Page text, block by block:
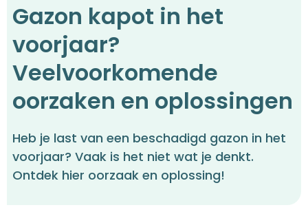
Gazon kapot in het
voorjaar?
Veelvoorkomende
oorzaken en oplossingen
Heb je last van een beschadigd gazon in het
voorjaar? Vaak is het niet wat je denkt.
Ontdek hier oorzaak en oplossing!